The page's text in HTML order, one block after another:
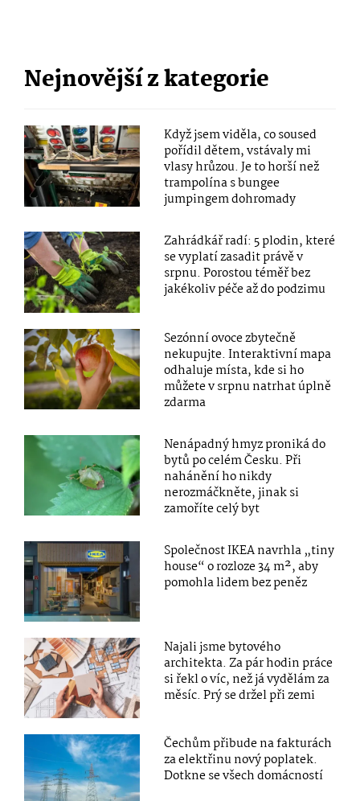
Nejnovější z kategorie
Když jsem viděla, co soused
pořídil dětem, vstávaly mi
vlasy hrůzou. Je to horší než
trampolína s bungee
jumpingem dohromady
Zahrádkář radí: 5 plodin, které
se vyplatí zasadit právě v
srpnu. Porostou téměř bez
jakékoliv péče až do podzimu
Sezónní ovoce zbytečně
nekupujte. Interaktivní mapa
odhaluje místa, kde si ho
můžete v srpnu natrhat úplně
zdarma
Nenápadný hmyz proniká do
bytů po celém Česku. Při
nahánění ho nikdy
nerozmáčkněte, jinak si
zamoříte celý byt
Společnost IKEA navrhla „tiny
house“ o rozloze 34 m², aby
pomohla lidem bez peněz
Najali jsme bytového
architekta. Za pár hodin práce
si řekl o víc, než já vydělám za
měsíc. Prý se držel při zemi
Čechům přibude na fakturách
za elektřinu nový poplatek.
Dotkne se všech domácností